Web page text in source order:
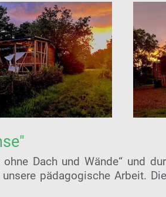
Dach und Wände“ und
pädagogische Arbeit.